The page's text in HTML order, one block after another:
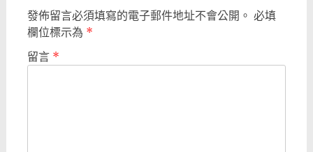
發佈留言必須填寫的電子郵件地址不會公開。 必填
欄位標示為 *
留言 *